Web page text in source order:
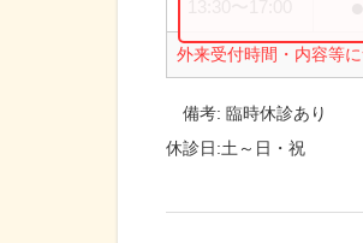
外来受付時間・内容等
備考:臨時休診あり
休診日:土～日・祝